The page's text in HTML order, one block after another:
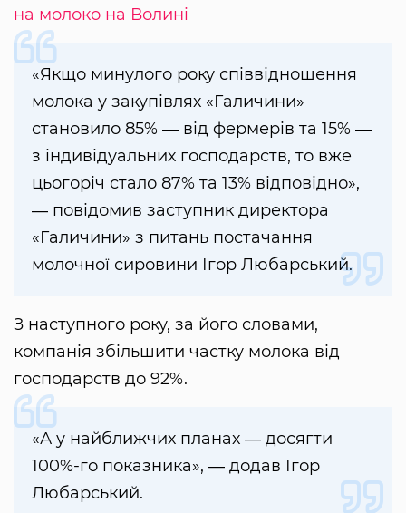
на молоко на Волині
«Якщо минулого року співвідношення
молока у закупівлях «Галичини»
становило 85% ― від фермерів та 15% ―
з індивідуальних господарств, то вже
цьогоріч стало 87% та 13% відповідно»,
― повідомив заступник директора
«Галичини» з питань постачання
молочної сировини Ігор Любарський.
З наступного року, за його словами,
компанія збільшити частку молока від
господарств до 92%.
«А у найближчих планах ― досягти
100%-го показника», ― додав Ігор
Любарський.